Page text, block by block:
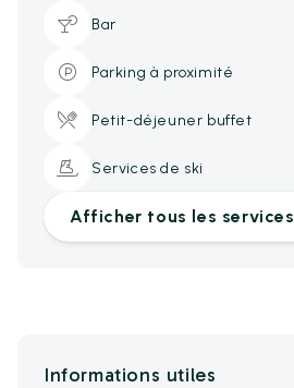
Bar
Parking à proximité
Petit-déjeuner buffet
Services de ski
Afficher tous les services
Informations utiles